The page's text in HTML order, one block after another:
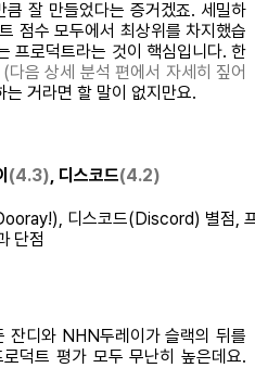
잘 만들었다는 증거겠죠. 세밀하
점수 모두에서 최상위를 차지했습
프로덕트라는 것이 핵심입니다. 한
(다음 상세 분석 편에서 자세히 짚어
는 거라면 할 말이 없지만요.
(4.3) , 디스코드(4.2)
잔디와 NHN두레이가 슬랙의 뒤를
덕트 평가 모두 무난히 높은데요.